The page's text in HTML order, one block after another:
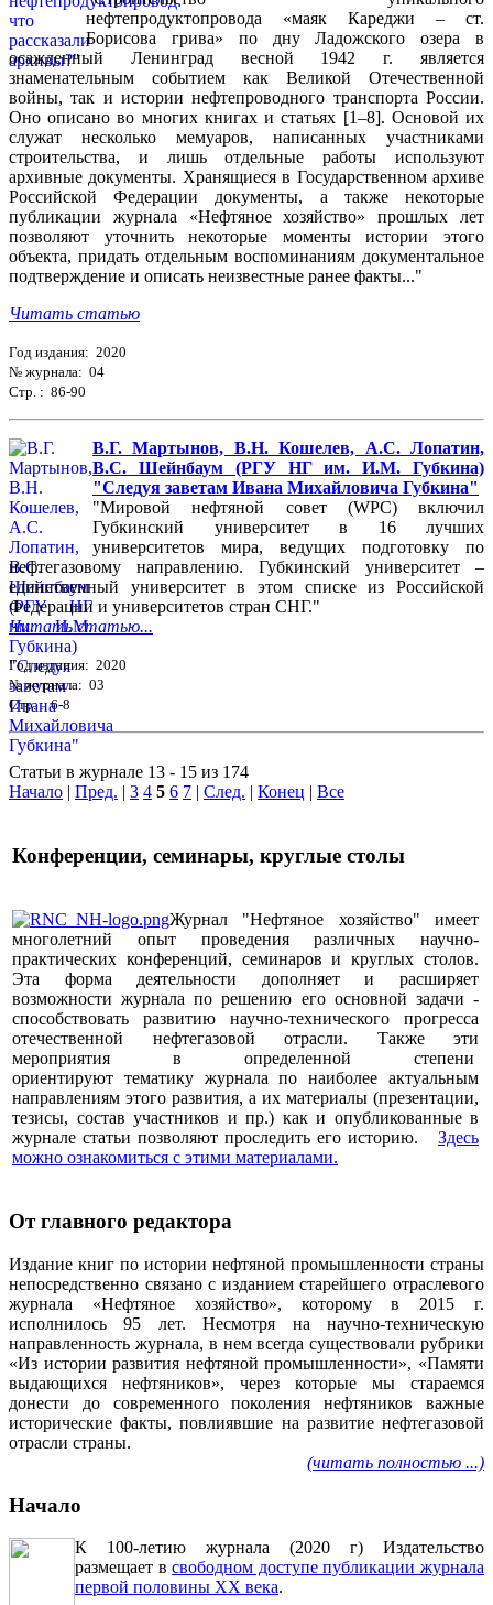
нефтепродуктопровода «маяк Кареджи – ст.
Борисова грива» по дну Ладожского озера в
осажденный Ленинград весной 1942 г. является
знаменательным событием как Великой Отечественной
войны, так и истории нефтепроводного транспорта России.
Оно описано во многих книгах и статьях [1–8]. Основой их
служат несколько мемуаров, написанных участниками
строительства, и лишь отдельные работы используют
архивные документы. Хранящиеся в Государственном архиве
Российской Федерации документы, а также некоторые
публикации журнала «Нефтяное хозяйство» прошлых лет
позволяют уточнить некоторые моменты истории этого
объекта, придать отдельным воспоминаниям документальное
подтверждение и описать неизвестные ранее факты..."
Читать статью
Год издания: 2020
№ журнала: 04
Стр. : 86-90
В.Г. Мартынов, В.Н. Кошелев, А.С. Лопатин,
В.С. Шейнбаум (РГУ НГ им. И.М. Губкина)
"Следуя заветам Ивана Михайловича Губкина"
"Мировой нефтяной совет (WPC) включил
Губкинский университет в 16 лучших
университетов мира, ведущих подготовку по
нефтегазовому направлению. Губкинский университет –
единственный университет в этом списке из Российской
Федерации и университетов стран СНГ."
Читать статью...
Год издания: 2020
№ журнала: 03
Стр. : 6-8
Статьи в журнале 13 - 15 из 174
Начало | Пред. | 3 4 5 6 7 | След. | Конец | Все
Конференции, семинары, круглые столы
Журнал "Нефтяное хозяйство" имеет
многолетний опыт проведения различных научно-
практических конференций, семинаров и круглых столов.
Эта форма деятельности дополняет и расширяет
возможности журнала по решению его основной задачи -
способствовать развитию научно-технического прогресса
отечественной нефтегазовой отрасли. Также эти
мероприятия в определенной степени
ориентируют тематику журнала по наиболее актуальным
направлениям этого развития, а их материалы (презентации,
тезисы, состав участников и пр.) как и опубликованные в
журнале статьи позволяют проследить его историю. Здесь
можно ознакомиться с этими материалами.
От главного редактора
Издание книг по истории нефтяной промышленности страны
непосредственно связано с изданием старейшего отраслевого
журнала «Нефтяное хозяйство», которому в 2015 г.
исполнилось 95 лет. Несмотря на научно-техническую
направленность журнала, в нем всегда существовали рубрики
«Из истории развития нефтяной промышленности», «Памяти
выдающихся нефтяников», через которые мы стараемся
донести до современного поколения нефтяников важные
исторические факты, повлиявшие на развитие нефтегазовой
отрасли страны.
(читать полностью ...)
Начало
К 100-летию журнала (2020 г) Издательство
размещает всвободном доступе публикации журнала
первой половины ХХ века.